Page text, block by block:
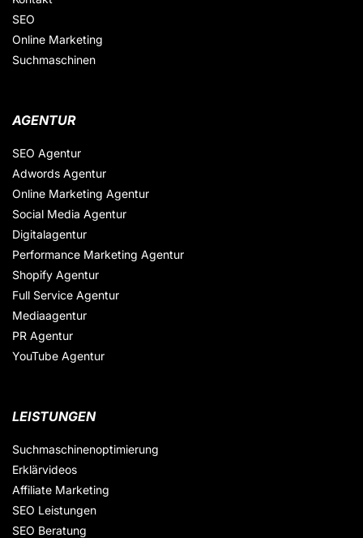
SEO
Online Marketing
Suchmaschinen
AGENTUR
SEO Agentur
Adwords Agentur
Online Marketing Agentur
Social Media Agentur
Digitalagentur
Performance Marketing Agentur
Shopify Agentur
Full Service Agentur
Mediaagentur
PR Agentur
YouTube Agentur
LEISTUNGEN
Suchmaschinenoptimierung
Erklärvideos
Affiliate Marketing
SEO Leistungen
SEO Beratung